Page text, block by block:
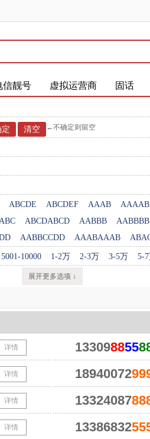
信靓号 虚拟运营商 固话
←不确定则留空
ABCDE ABCDEF AAAB AAAAB
ABCDABCD AABBB AABBBB
AABBCCDD AAABAAAB
5001-10000 1-2万 2-3万 3-5万 5-
展开更多选项 ↓
详情 133098855
详情 18940072
详情 13324087
详情 13386832